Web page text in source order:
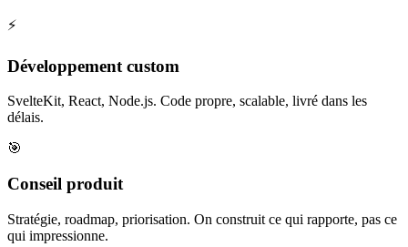
⚡
Développement custom
SvelteKit, React, Node.js. Code propre, scalable, livré dans les
délais.
🎯
Conseil produit
Stratégie, roadmap, priorisation. On construit ce qui rapporte, pas ce
qui impressionne.